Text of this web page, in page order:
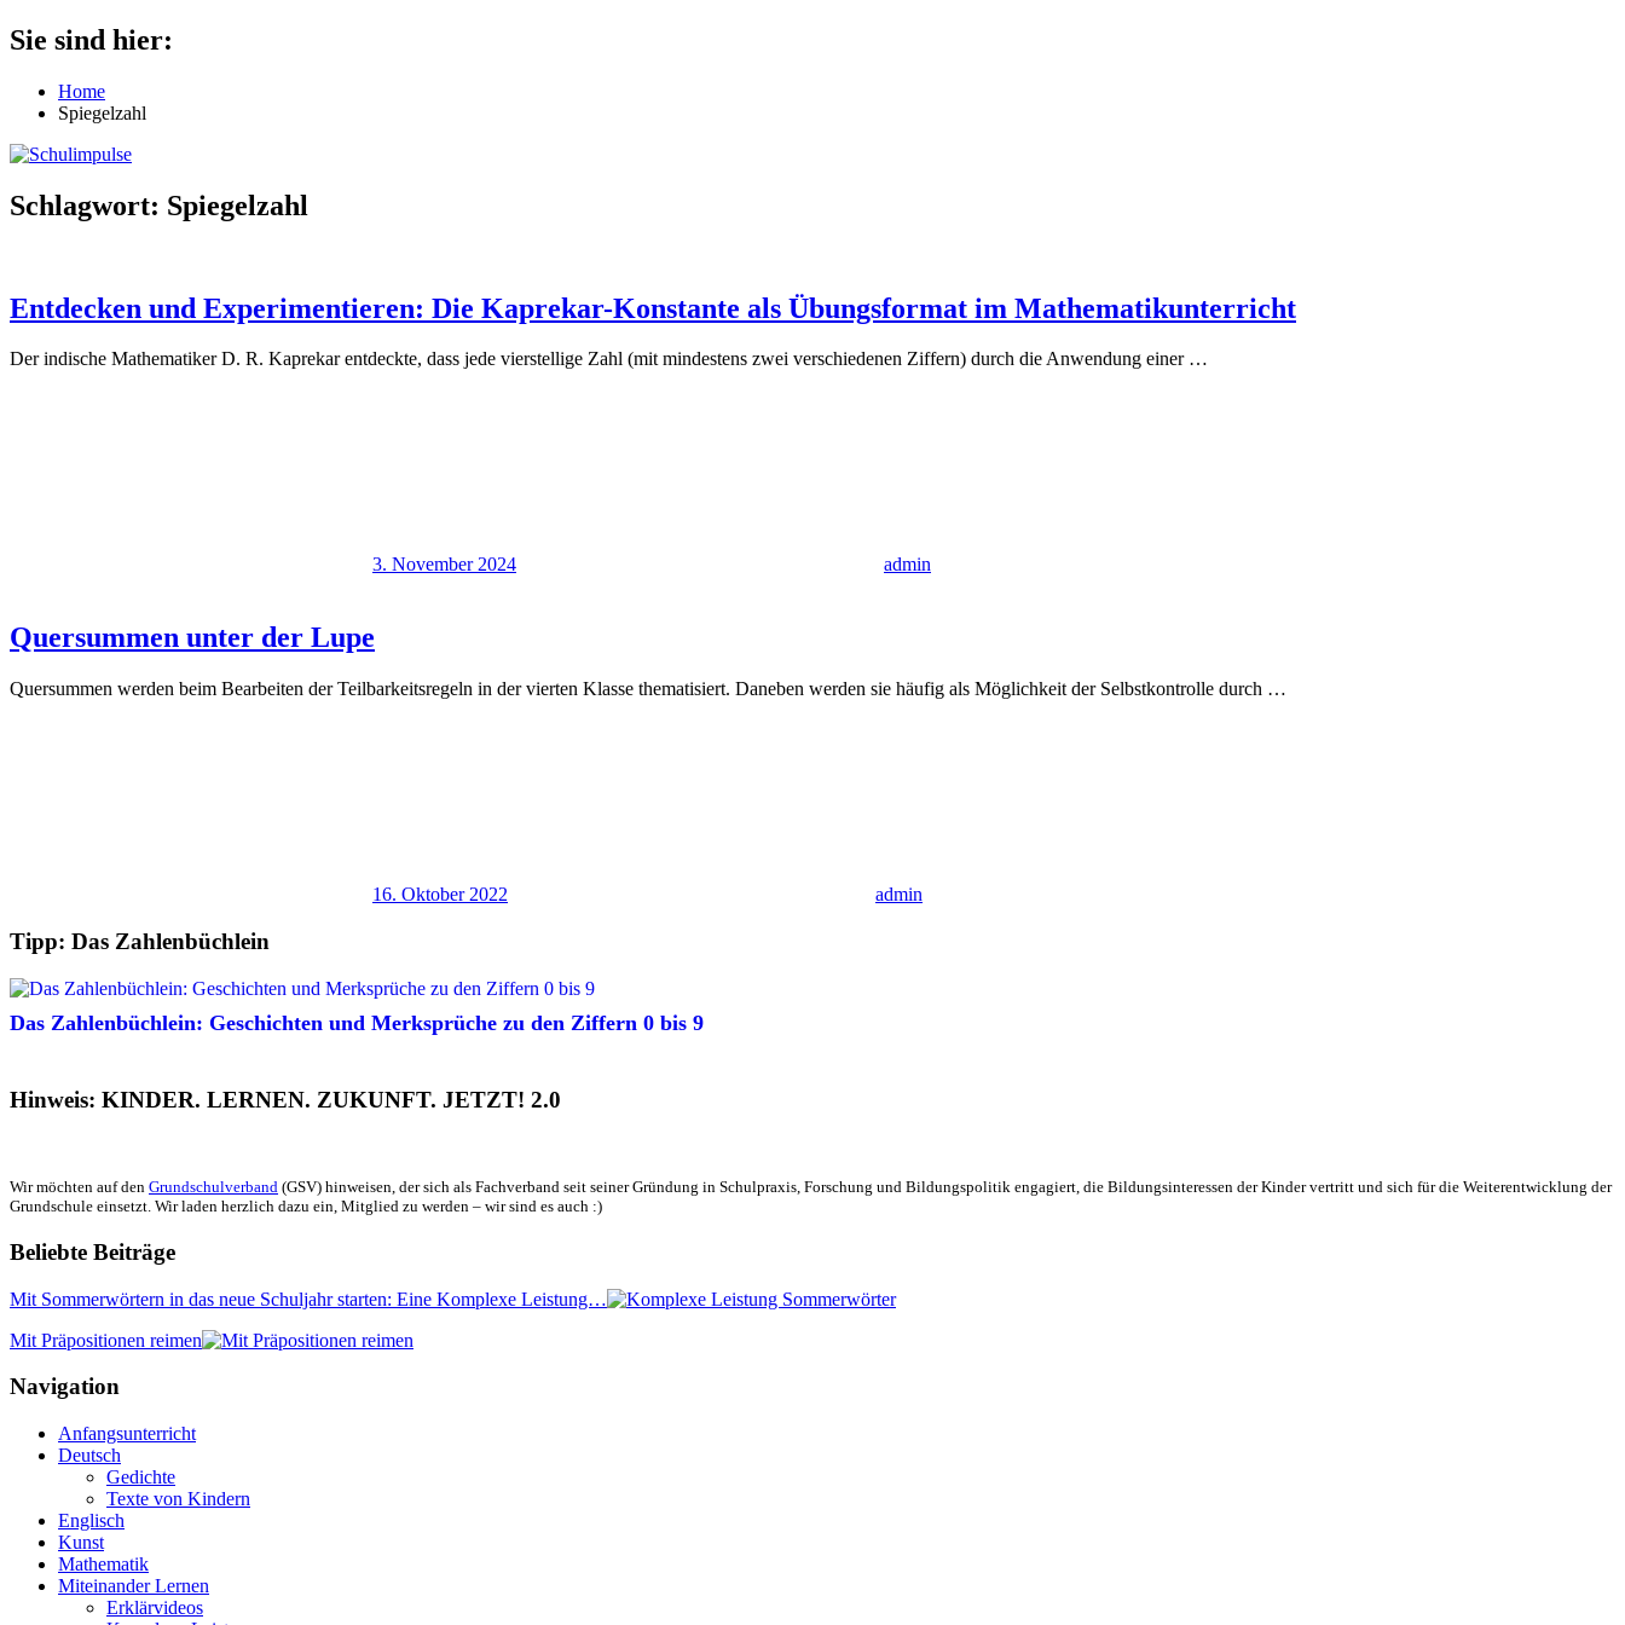
Zum
Inhalt
Schulimpulse
für
Grundschule
Sie sind hier:
Home
Spiegelzahl
Schlagwort: Spiegelzahl
Entdecken und Experimentieren: Die Kaprekar-Konstante als Übungsformat im Mathematikunterricht
Der indische Mathematiker D. R. Kaprekar entdeckte, dass jede vierstellige Zahl (mit mindestens zwei verschiedenen Ziffern) durch die Anwendung einer …
3. November 2024 admin
Quersummen unter der Lupe
Quersummen werden beim Bearbeiten der Teilbarkeitsregeln in der vierten Klasse thematisiert. Daneben werden sie häufig als Möglichkeit der Selbstkontrolle durch …
16. Oktober 2022 admin
Tipp: Das Zahlenbüchlein
Das Zahlenbüchlein: Geschichten und Merksprüche zu den Ziffern 0 bis 9
Hinweis: KINDER. LERNEN. ZUKUNFT. JETZT! 2.0
Wir möchten auf den Grundschulverband (GSV) hinweisen, der sich als Fachverband seit seiner Gründung in Schulpraxis, Forschung und Bildungspolitik engagiert, die Bildungsinteressen der Kinder vertritt und sich für die Weiterentwicklung der
Grundschule einsetzt. Wir laden herzlich dazu ein, Mitglied zu werden – wir sind es auch :)
Beliebte Beiträge
Mit Sommerwörtern in das neue Schuljahr starten: Eine Komplexe Leistung…
Mit Präpositionen reimen
Navigation
Anfangsunterricht
Deutsch
Gedichte
Texte von Kindern
Englisch
Kunst
Mathematik
Miteinander Lernen
Erklärvideos